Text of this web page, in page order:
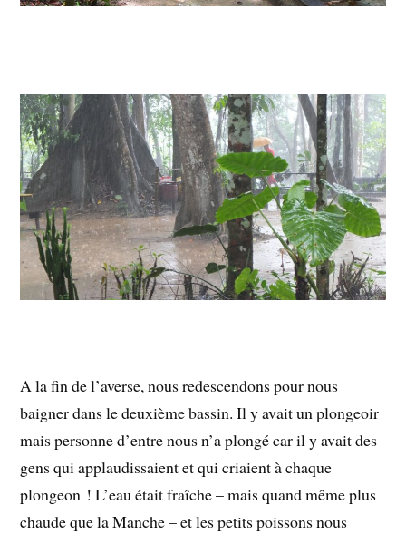
A la fin de l’averse, nous redescendons pour nous
baigner dans le deuxième bassin. Il y avait un plongeoir
mais personne d’entre nous n’a plongé car il y avait des
gens qui applaudissaient et qui criaient à chaque
plongeon ! L’eau était fraîche – mais quand même plus
chaude que la Manche – et les petits poissons nous